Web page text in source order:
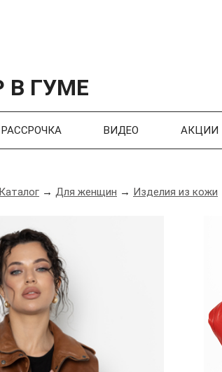
В ГУМЕ
РАССРОЧКА ВИДЕО АКЦИИ
Каталог →Для женщин → Изделия из кожи